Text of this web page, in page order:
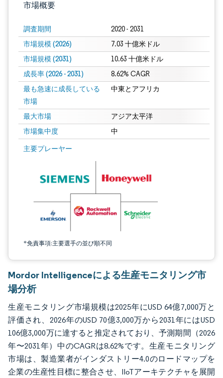
市場概要
調査期間 2020 - 2031
市場規模 (2026) 7.03 十億米ドル
市場規模 (2031) 10.63 十億米ドル
成長率 (2026 - 2031) 8.62% CAGR
最も急速に成長している
市場
中東とアフリカ
最大市場 アジア太平洋
市場集中度 中
主要プレーヤー
*免責事項:主要選手の並び順不同
画像 © Mordor Intelligence。再利用にはCC BY 4.0の表示が必要です。
Mordor Intelligenceによる生産モニタリング市
場分析
生産モニタリング市場規模は2025年にUSD 64億7,000万と
評価され、2026年のUSD 70億3,000万から2031年にはUSD
106億3,000万に達すると推定されており、予測期間（2026
年〜2031年）中のCAGRは8.62%です。生産モニタリング
市場は、製造業者がインダストリー4.0のロードマップを
企業の生産性目標に整合させ、IIoTアーキテクチャを展開